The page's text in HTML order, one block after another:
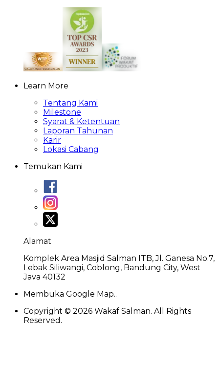
Learn More
Tentang Kami
Milestone
Syarat & Ketentuan
Laporan Tahunan
Karir
Lokasi Cabang
Temukan Kami
Alamat
Komplek Area Masjid Salman ITB, Jl. Ganesa No.7,
Lebak Siliwangi, Coblong, Bandung City, West
Java 40132
Membuka Google Map..
Copyright © 2026 Wakaf Salman. All Rights
Reserved.